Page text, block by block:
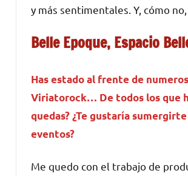
y más sentimentales. Y, cómo
Belle Epoque, Espacio
Has estado al frente de
Viriatorock… De todos los que
quedas? ¿Te gustaría
eventos?
Me quedo con el trabajo de